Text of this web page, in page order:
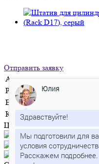
Отправить заявку
Артикул
Регистрационное
Единица измерения
Количество в упаковке
Цена по запросу
Юлия
Здравствуйте!
Мы подготовили для
условия
Расскажем